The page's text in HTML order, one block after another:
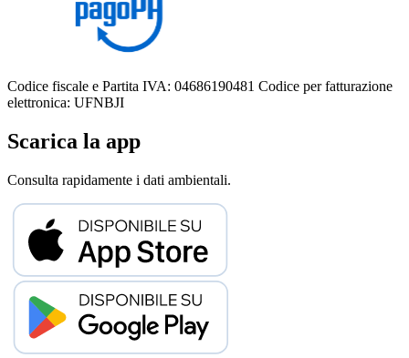
Codice fiscale e Partita IVA: 04686190481 Codice per fatturazione
elettronica: UFNBJI
Scarica la app
Consulta rapidamente i dati ambientali.